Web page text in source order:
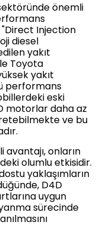
önemli
"Direct Injection
diesel
yakıt
Toyota
yakıt
performans
eski
motorlar daha az
ve bu
onların
olumlu etkisidir.
yaklaşımların
D4D
uygun
sürecinde